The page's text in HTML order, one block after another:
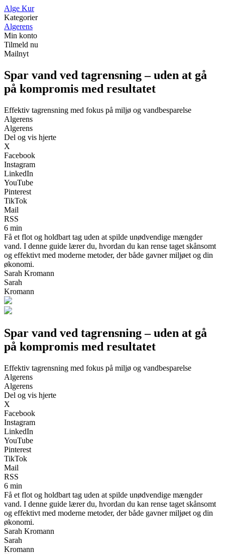
Alge Kur
Kategorier
Algerens
Min konto
Tilmeld nu
Mailnyt
Spar vand ved tagrensning – uden at gå
på kompromis med resultatet
Effektiv tagrensning med fokus på miljø og vandbesparelse
Algerens
Algerens
Del og vis hjerte
X
Facebook
Instagram
LinkedIn
YouTube
Pinterest
TikTok
Mail
RSS
6 min
Få et flot og holdbart tag uden at spilde unødvendige mængder
vand. I denne guide lærer du, hvordan du kan rense taget skånsomt
og effektivt med moderne metoder, der både gavner miljøet og din
økonomi.
Sarah Kromann
Sarah
Kromann
Spar vand ved tagrensning – uden at gå
på kompromis med resultatet
Effektiv tagrensning med fokus på miljø og vandbesparelse
Algerens
Algerens
Del og vis hjerte
X
Facebook
Instagram
LinkedIn
YouTube
Pinterest
TikTok
Mail
RSS
6 min
Få et flot og holdbart tag uden at spilde unødvendige mængder
vand. I denne guide lærer du, hvordan du kan rense taget skånsomt
og effektivt med moderne metoder, der både gavner miljøet og din
økonomi.
Sarah Kromann
Sarah
Kromann